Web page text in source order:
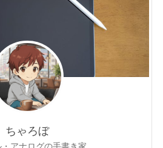
ちゃろぼ